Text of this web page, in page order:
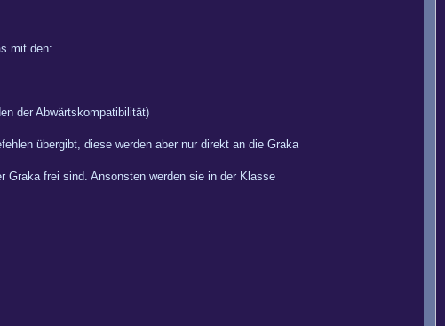
mit den:
der Abwärtskompatibilität)
übergibt, diese werden aber nur direkt an die Graka
Graka frei sind. Ansonsten werden sie in der Klasse